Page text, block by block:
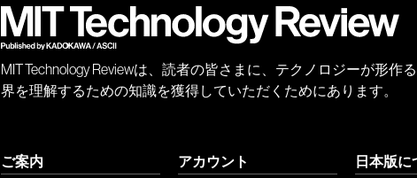
MIT Technology Reviewは、読者の皆さまに、テクノロジーが形作
界を理解するための知識を獲得していただくためにあります。
ご案内 アカウント 日本版に